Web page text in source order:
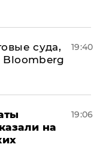
суда,
19:40
на
19:06